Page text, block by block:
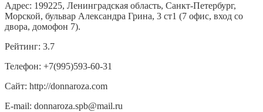
Адрес: 199225, Ленинградская область, Санкт-Петербург,
Морской, бульвар Александра Грина, 3 ст1 (7 офис, вход со
двора, домофон 7).
Рейтинг: 3.7
Телефон: +7(995)593-60-31
Сайт: http://donnaroza.com
E-mail: donnaroza.spb@mail.ru